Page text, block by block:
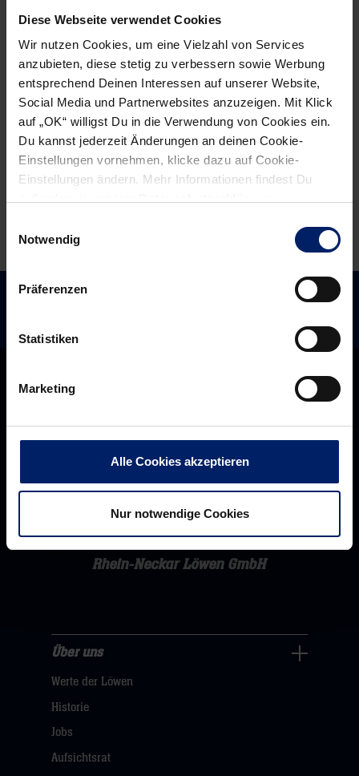
Diese Webseite verwendet Cookies
Wir nutzen Cookies, um eine Vielzahl von Services
anzubieten, diese stetig zu verbessern sowie Werbung
entsprechend Deinen Interessen auf unserer Website,
Social Media und Partnerwebsites anzuzeigen. Mit Klick
auf „OK“ willigst Du in die Verwendung von Cookies ein.
Du kannst jederzeit Änderungen an deinen Cookie-
Einstellungen vornehmen, klicke dazu auf Cookie-
Einstellungen ändern. Mehr Informationen findest Du
Notwendig
Präferenzen
Statistiken
Marketing
Alle Cookies akzeptieren
Nur notwendige Cookies
News:
Jakobsen
ist
eine
Waffe“
Wahnsinn
darf
es
diesmal
sein?
Rhein-Neckar Löwen GmbH
uns
Navigation
öffnen,
Über uns
Werte der Löwen
Historie
Jobs
Aufsichtsrat